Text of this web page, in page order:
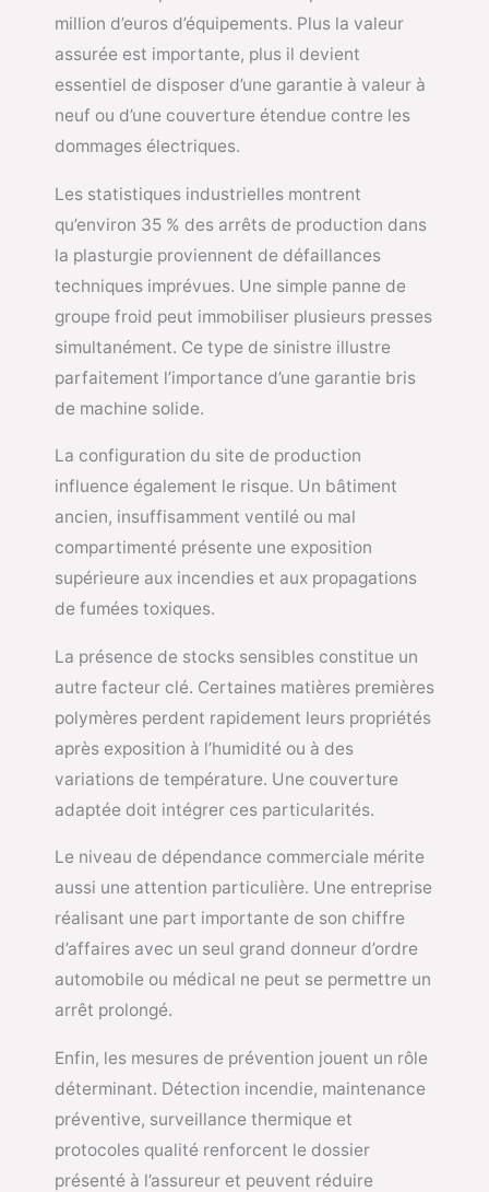
million d’euros d’équipements. Plus la valeur
assurée est importante, plus il devient
essentiel de disposer d’une garantie à valeur à
neuf ou d’une couverture étendue contre les
dommages électriques.
Les statistiques industrielles montrent
qu’environ 35 % des arrêts de production dans
la plasturgie proviennent de défaillances
techniques imprévues. Une simple panne de
groupe froid peut immobiliser plusieurs presses
simultanément. Ce type de sinistre illustre
parfaitement l’importance d’une garantie bris
de machine solide.
La configuration du site de production
influence également le risque. Un bâtiment
ancien, insuffisamment ventilé ou mal
compartimenté présente une exposition
supérieure aux incendies et aux propagations
de fumées toxiques.
La présence de stocks sensibles constitue un
autre facteur clé. Certaines matières premières
polymères perdent rapidement leurs propriétés
après exposition à l’humidité ou à des
variations de température. Une couverture
adaptée doit intégrer ces particularités.
Le niveau de dépendance commerciale mérite
aussi une attention particulière. Une entreprise
réalisant une part importante de son chiffre
d’affaires avec un seul grand donneur d’ordre
automobile ou médical ne peut se permettre un
arrêt prolongé.
Enfin, les mesures de prévention jouent un rôle
déterminant. Détection incendie, maintenance
préventive, surveillance thermique et
protocoles qualité renforcent le dossier
présenté à l’assureur et peuvent réduire